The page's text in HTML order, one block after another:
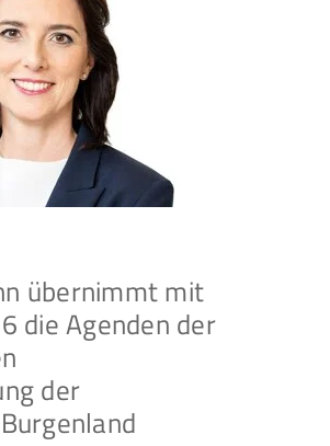
übernimmt mit
die Agenden der
der